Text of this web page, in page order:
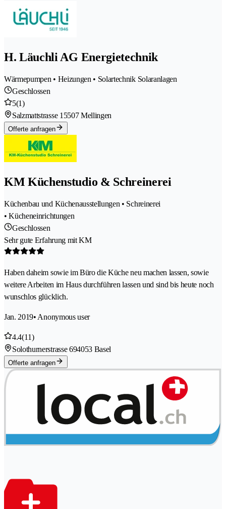
H. Läuchli AG Energietechnik
Wärmepumpen • Heizungen • Solartechnik Solaranlagen
Geschlossen
5(1)
Salzmattstrasse 1 5507 Mellingen
Offerte anfragen
KM Küchenstudio & Schreinerei
Küchenbau und Küchenausstellungen • Schreinerei
• Kücheneinrichtungen
Geschlossen
Sehr gute Erfahrung mit KM
Haben daheim sowie im Büro die Küche neu machen lassen, sowie
weitere Arbeiten im Haus durchführen lassen und sind bis heute noch
wunschlos glücklich.
Jan. 2019• Anonymous user
4.4(11)
Solothurnerstrasse 694053 Basel
Offerte anfragen